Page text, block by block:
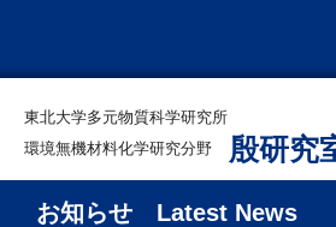
東北大学多元物質科学研究所
環境無機材料化学研究分野
殷研究
お知らせ Latest News